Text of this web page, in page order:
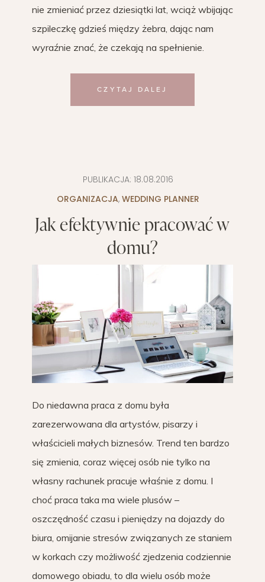
nie zmieniać przez dziesiątki lat, wciąż wbijając
szpileczkę gdzieś między żebra, dając nam
wyraźnie znać, że czekają na spełnienie.
CZYTAJ DALEJ
PUBLIKACJA: 18.08.2016
ORGANIZACJA, WEDDING PLANNER
Jak efektywnie pracować w
domu?
Do niedawna praca z domu była
zarezerwowana dla artystów, pisarzy i
właścicieli małych biznesów. Trend ten bardzo
się zmienia, coraz więcej osób nie tylko na
własny rachunek pracuje właśnie z domu. I
choć praca taka ma wiele plusów –
oszczędność czasu i pieniędzy na dojazdy do
biura, omijanie stresów związanych ze staniem
w korkach czy możliwość zjedzenia codziennie
domowego obiadu, to dla wielu osób może